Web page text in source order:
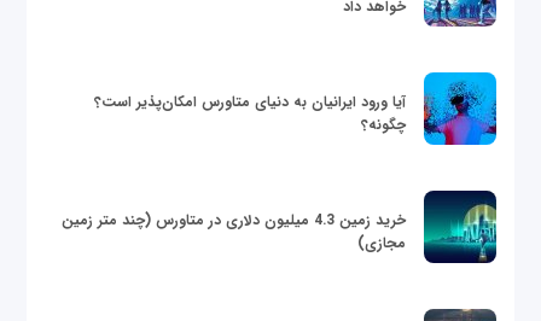
خواهد داد
آیا ورود ایرانیان به دنیای متاورس امکان‌پذیر است؟
چگونه؟
خرید زمین 4.3 میلیون دلاری در متاورس (چند متر زمین
مجازی)